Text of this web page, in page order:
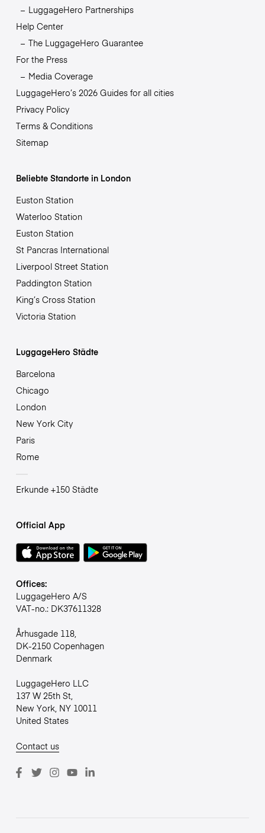
LuggageHero Partnerships
Help Center
The LuggageHero Guarantee
For the Press
Media Coverage
LuggageHero’s 2026 Guides for all cities
Privacy Policy
Terms & Conditions
Sitemap
Beliebte Standorte in London
Euston Station
Waterloo Station
Euston Station
St Pancras International
Liverpool Street Station
Paddington Station
King’s Cross Station
Victoria Station
LuggageHero Städte
Barcelona
Chicago
London
New York City
Paris
Rome
Erkunde +150 Städte
Official App
Offices:
LuggageHero A/S
VAT-no.: DK37611328
Århusgade 118,
DK-2150 Copenhagen
Denmark
LuggageHero LLC
137 W 25th St,
New York, NY 10011
United States
Contact us